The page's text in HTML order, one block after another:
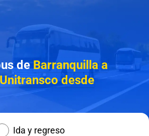
deBarranquilla a
desde
Ida y regreso